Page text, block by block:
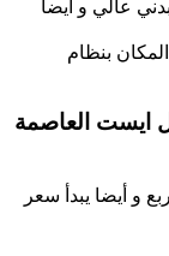
عالي و أيضا
بنظام
ايست العاصمة
مساحتها من 135 متر مربع و أيضا يبدأ سعر